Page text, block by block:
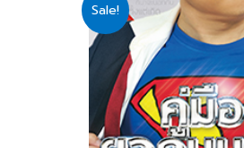
Sale!